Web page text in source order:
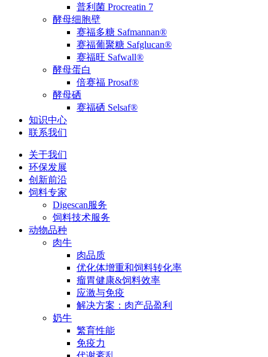
普利菌 Procreatin 7
酵母细胞壁
赛福多糖 Safmannan®
赛福葡聚糖 Safglucan®
赛福旺 Safwall®
酵母蛋白
倍赛福 Prosaf®
酵母硒
赛福硒 Selsaf®
知识中心
联系我们
关于我们
环保发展
创新前沿
饲料专家
Digescan服务
饲料技术服务
动物品种
肉牛
肉品质
优化体增重和饲料转化率
瘤胃健康&饲料效率
应激与免疫
解决方案：肉产品盈利
奶牛
繁育性能
免疫力